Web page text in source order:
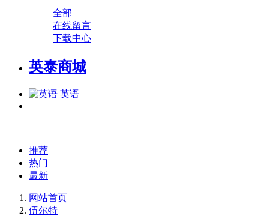
全部
在线留言
下载中心
英泰商城
英语
推荐
热门
最新
网站首页
伍尔特